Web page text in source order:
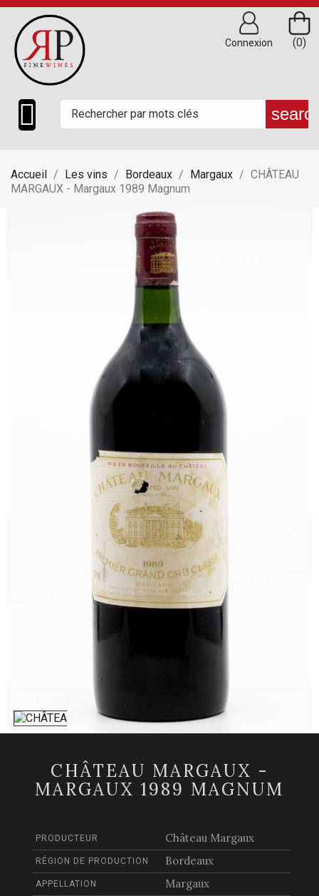

(0)
Connexion
Accueil Les vins Bordeaux Margaux
CHÂTEAU
MARGAUX - Margaux 1989 Magnum
CHÂTEAU MARGAUX -
MARGAUX 1989 MAGNUM
PRODUCTEUR Château Margaux
RÉGION DE PRODUCTION Bordeaux
APPELLATION Margaux